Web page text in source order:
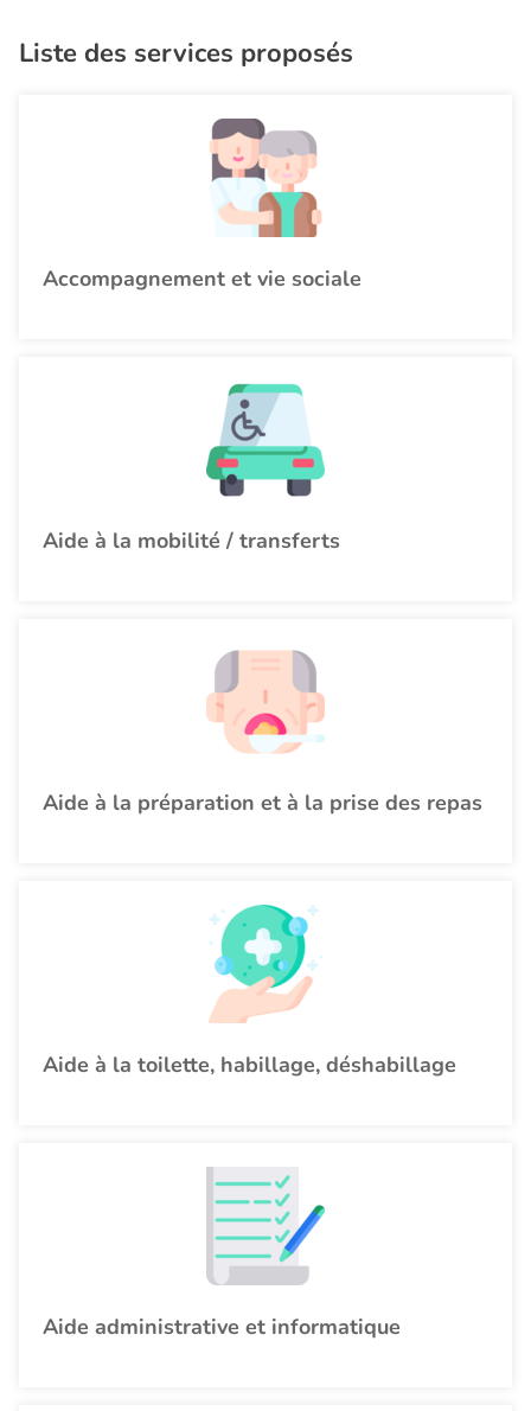
Liste des services proposés
Accompagnement et vie sociale
Aide à la mobilité / transferts
Aide à la préparation et à la prise des repas
Aide à la toilette, habillage, déshabillage
Aide administrative et informatique